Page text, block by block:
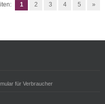
1 2 3 4 5 »
für Verbraucher